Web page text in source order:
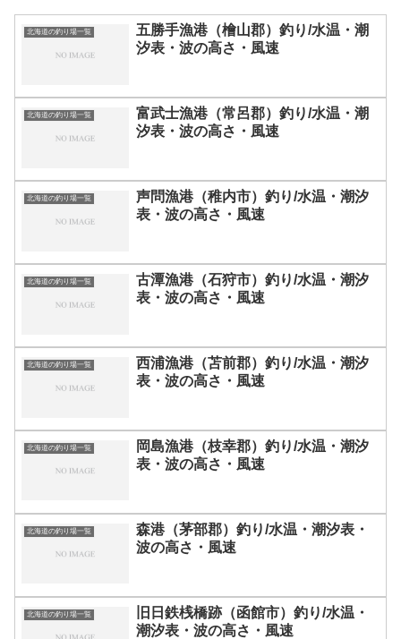
北海道の釣り場一覧
五勝手漁港（檜山郡）釣り/水温・潮
汐表・波の高さ・風速
北海道の釣り場一覧
富武士漁港（常呂郡）釣り/水温・潮
汐表・波の高さ・風速
北海道の釣り場一覧
声問漁港（稚内市）釣り/水温・潮汐
表・波の高さ・風速
北海道の釣り場一覧
古潭漁港（石狩市）釣り/水温・潮汐
表・波の高さ・風速
北海道の釣り場一覧
西浦漁港（苫前郡）釣り/水温・潮汐
表・波の高さ・風速
北海道の釣り場一覧
岡島漁港（枝幸郡）釣り/水温・潮汐
表・波の高さ・風速
北海道の釣り場一覧
森港（茅部郡）釣り/水温・潮汐表・
波の高さ・風速
北海道の釣り場一覧
旧日鉄桟橋跡（函館市）釣り/水温・
潮汐表・波の高さ・風速